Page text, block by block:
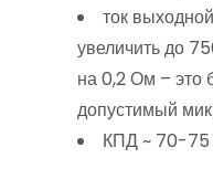
ток
увеличить до
на 0,2 Ом – это
допустимый
КПД ~ 70-75